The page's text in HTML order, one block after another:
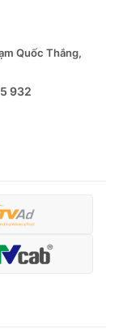
Quốc Thắng,
932